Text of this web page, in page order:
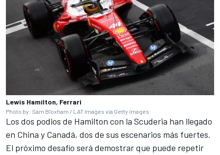
Lewis Hamilton, Ferrari
Photo by: Sam Bloxham / LAT Images via Getty Images
Los dos podios de Hamilton con la Scuderia han llegado
en China y Canadá, dos de sus escenarios más fuertes.
El próximo desafío será demostrar que puede repetir